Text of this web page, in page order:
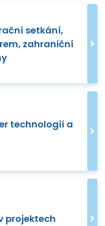
setkání,
zahraniční
technologií a
projektech